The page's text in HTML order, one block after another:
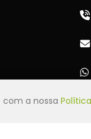
com a nossa